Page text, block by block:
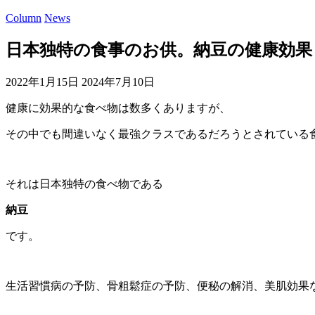
Column News
日本独特の食事のお供。納豆の健康効
2022年1月15日 2024年7月10日
健康に効果的な食べ物は数多くありますが、
その中でも間違いなく最強クラスであるだろうとされている
それは日本独特の食べ物である
納豆
です。
生活習慣病の予防、骨粗鬆症の予防、便秘の解消、美肌効果